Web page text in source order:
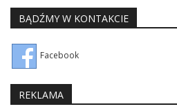
BĄDŹMY W KONTAKCIE
Facebook
REKLAMA